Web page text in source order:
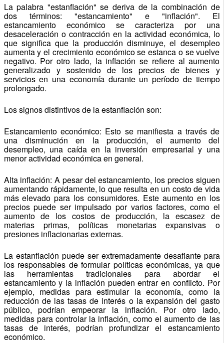
La palabra "estanflación" se deriva de la combinación de
dos términos: "estancamiento" e "inflación". El
estancamiento económico se caracteriza por una
desaceleración o contracción en la actividad económica, lo
que significa que la producción disminuye, el desempleo
aumenta y el crecimiento económico se estanca o se vuelve
negativo. Por otro lado, la inflación se refiere al aumento
generalizado y sostenido de los precios de bienes y
servicios en una economía durante un período de tiempo
prolongado.
Los signos distintivos de la estanflación son:
Estancamiento económico: Esto se manifiesta a través de
una disminución en la producción, el aumento del
desempleo, una caída en la inversión empresarial y una
menor actividad económica en general.
Alta inflación: A pesar del estancamiento, los precios siguen
aumentando rápidamente, lo que resulta en un costo de vida
más elevado para los consumidores. Este aumento en los
precios puede ser impulsado por varios factores, como el
aumento de los costos de producción, la escasez de
materias primas, políticas monetarias expansivas o
presiones inflacionarias externas.
La estanflación puede ser extremadamente desafiante para
los responsables de formular políticas económicas, ya que
las herramientas tradicionales para abordar el
estancamiento y la inflación pueden entrar en conflicto. Por
ejemplo, medidas para estimular la economía, como la
reducción de las tasas de interés o la expansión del gasto
público, podrían empeorar la inflación. Por otro lado,
medidas para controlar la inflación, como el aumento de las
tasas de interés, podrían profundizar el estancamiento
económico.